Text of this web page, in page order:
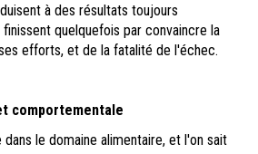
à des résultats toujours
quelquefois par convaincre la
efforts, et de la fatalité de l'échec.
comportementale
le domaine alimentaire, et l'on sait